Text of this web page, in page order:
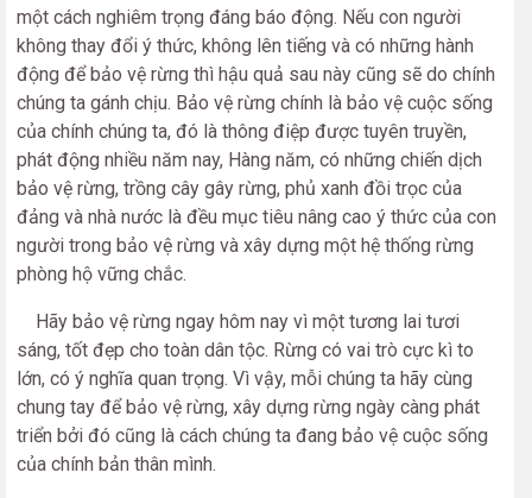
một cách nghiêm trọng đáng báo động. Nếu con người
không thay đổi ý thức, không lên tiếng và có những hành
động để bảo vệ rừng thì hậu quả sau này cũng sẽ do chính
chúng ta gánh chịu. Bảo vệ rừng chính là bảo vệ cuộc sống
của chính chúng ta, đó là thông điệp được tuyên truyền,
phát động nhiều năm nay, Hàng năm, có những chiến dịch
bảo vệ rừng, trồng cây gây rừng, phủ xanh đồi trọc của
đảng và nhà nước là đều mục tiêu nâng cao ý thức của con
người trong bảo vệ rừng và xây dựng một hệ thống rừng
phòng hộ vững chắc.
Hãy bảo vệ rừng ngay hôm nay vì một tương lai tươi
sáng, tốt đẹp cho toàn dân tộc. Rừng có vai trò cực kì to
lớn, có ý nghĩa quan trọng. Vì vậy, mỗi chúng ta hãy cùng
chung tay để bảo vệ rừng, xây dựng rừng ngày càng phát
triển bởi đó cũng là cách chúng ta đang bảo vệ cuộc sống
của chính bản thân mình.